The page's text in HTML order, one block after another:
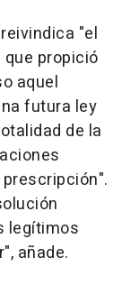
"el
propició
aquel
futura ley
de la
legítimos
añade.